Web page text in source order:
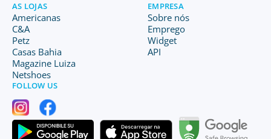
AS LOJAS
Americanas
C&A
Petz
Casas Bahia
Magazine Luiza
Netshoes
EMPRESA
Sobre nós
Emprego
Widget
API
FOLLOW US